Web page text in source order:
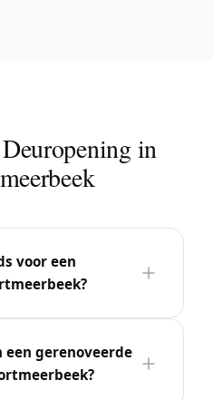
in
voor een
een gerenoveerde